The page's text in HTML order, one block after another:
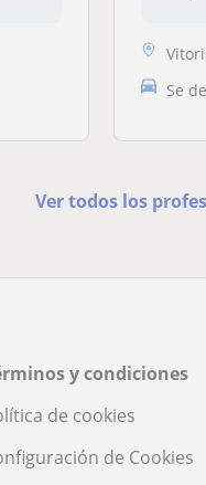
Se
Ver todos los
y condiciones
de cookies
de Cookies